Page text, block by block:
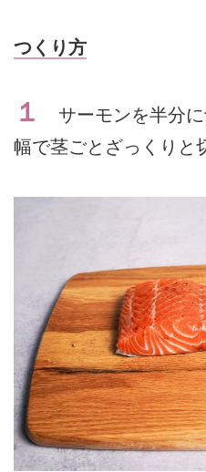
つくり方
１
サーモンを半分
幅で茎ごとざっくりと